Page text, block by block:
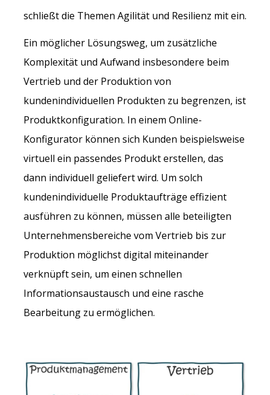
schließt die Themen Agilität und Resilienz mit ein.
Ein möglicher Lösungsweg, um zusätzliche
Komplexität und Aufwand insbesondere beim
Vertrieb und der Produktion von
kundenindividuellen Produkten zu begrenzen, ist
Produktkonfiguration. In einem Online-
Konfigurator können sich Kunden beispielsweise
virtuell ein passendes Produkt erstellen, das
dann individuell geliefert wird. Um solch
kundenindividuelle Produktaufträge effizient
ausführen zu können, müssen alle beteiligten
Unternehmensbereiche vom Vertrieb bis zur
Produktion möglichst digital miteinander
verknüpft sein, um einen schnellen
Informationsaustausch und eine rasche
Bearbeitung zu ermöglichen.